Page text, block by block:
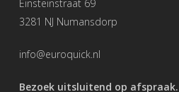
Einsteinstraat 69
3281 NJ Numansdorp
info@euroquick.nl
Bezoek uitsluitend op afspraak.